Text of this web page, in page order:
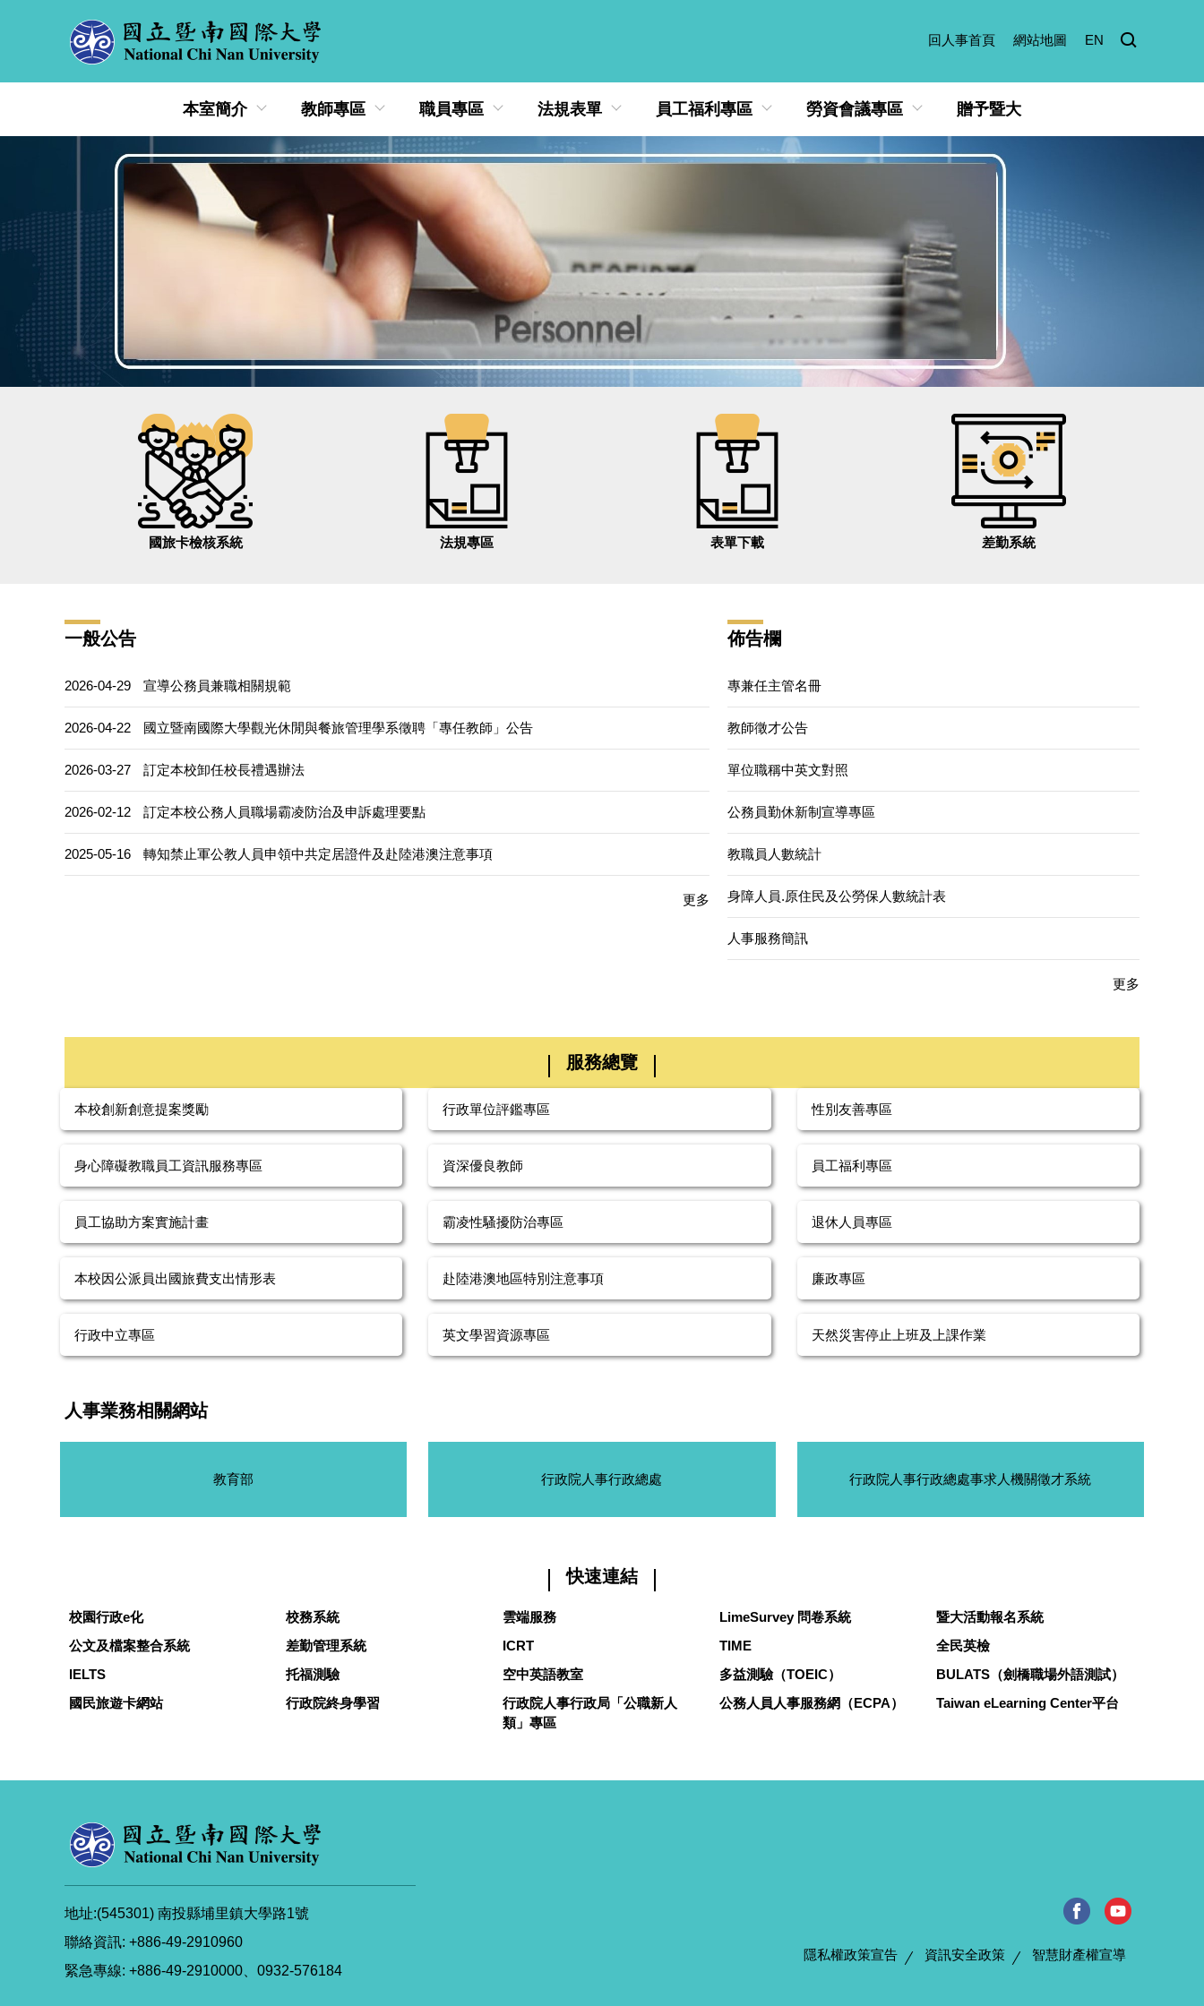
回人事首頁 網站地圖 EN
本室簡介 教師專區 職員專區 法規表單 員工福利專區 勞資會議專區 贈予暨大
國旅卡檢核系統 法規專區 表單下載 差勤系統
一般公告
2026-04-29 宣導公務員兼職相關規範
2026-04-22 國立暨南國際大學觀光休閒與餐旅管理學系徵聘「專任教師」公告
2026-03-27 訂定本校卸任校長禮遇辦法
2026-02-12 訂定本校公務人員職場霸凌防治及申訴處理要點
2025-05-16 轉知禁止軍公教人員申領中共定居證件及赴陸港澳注意事項
更多
佈告欄
專兼任主管名冊
教師徵才公告
單位職稱中英文對照
公務員勤休新制宣導專區
教職員人數統計
身障人員.原住民及公勞保人數統計表
人事服務簡訊
更多
服務總覽
本校創新創意提案獎勵 行政單位評鑑專區 性別友善專區
身心障礙教職員工資訊服務專區 資深優良教師 員工福利專區
員工協助方案實施計畫 霸凌性騷擾防治專區 退休人員專區
本校因公派員出國旅費支出情形表 赴陸港澳地區特別注意事項 廉政專區
行政中立專區 英文學習資源專區 天然災害停止上班及上課作業
人事業務相關網站
教育部 行政院人事行政總處 行政院人事行政總處事求人機關徵才系統
快速連結
校園行政e化 校務系統 雲端服務 LimeSurvey 問卷系統
暨大活動報名系統
公文及檔案整合系統
差勤管理系統 ICRT TIME
全民英檢
IELTS
托福測驗 空中英語教室 多益測驗（TOEIC）
BULATS（劍橋職場外語測試）
國民旅遊卡網站
行政院終身學習
行政院人事行政局「公職新人
類」專區
公務人員人事服務網（ECPA） Taiwan eLearning Center平台
地址:(545301) 南投縣埔里鎮大學路1號
聯絡資訊: +886-49-2910960
緊急專線: +886-49-2910000、0932-576184
隱私權政策宣告 資訊安全政策 智慧財產權宣導